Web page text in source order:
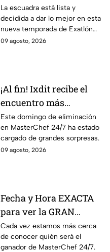
décima Temporada de
Exatlón México
La escuadra está lista y
decidida a dar lo mejor en esta
nueva temporada de Exatlón
México.
09 agosto, 2026
¡Al fin! Ixdit recibe el
encuentro más
esperado en
MasterChef 24/7 este
domingo 9 de agosto
Este domingo de eliminación
en MasterChef 24/7 ha estado
cargado de grandes sorpresas.
09 agosto, 2026
Fecha y Hora EXACTA
para ver la GRAN
FINAL de MasterChef
24/7
Cada vez estamos más cerca
de conocer quién será el
ganador de MasterChef 24/7.